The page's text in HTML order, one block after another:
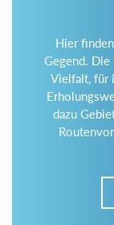
Hier
Gegend. Die
Vielfalt, für
dazu